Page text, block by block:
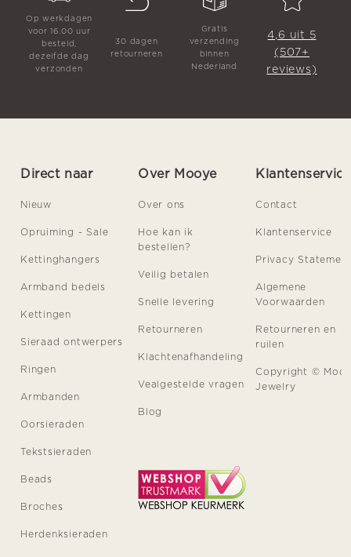
Op werkdagen
voor 16.00 uur
besteld,
dezelfde dag
verzonden
30 dagen
retourneren
Gratis
verzending
binnen
Nederland
4,6 uit 5
(507+
reviews)
Direct naar
Nieuw
Opruiming - Sale
Kettinghangers
Armband bedels
Kettingen
Sieraad ontwerpers
Ringen
Armbanden
Oorsieraden
Tekstsieraden
Beads
Broches
Herdenksieraden
Over Mooye
Over ons
Hoe kan ik
bestellen?
Veilig betalen
Snelle levering
Retourneren
Klachtenafhandeling
Vealgestelde vragen
Blog
Klantenservice
Contact
Klantenservice
Privacy
Algemene
Voorwaarden
Retourneren en
ruilen
Copyright ©
Jewelry